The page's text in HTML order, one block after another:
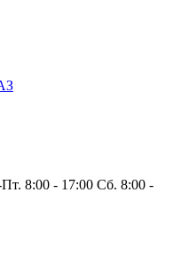
8:00 - 17:00 Сб. 8:00 -